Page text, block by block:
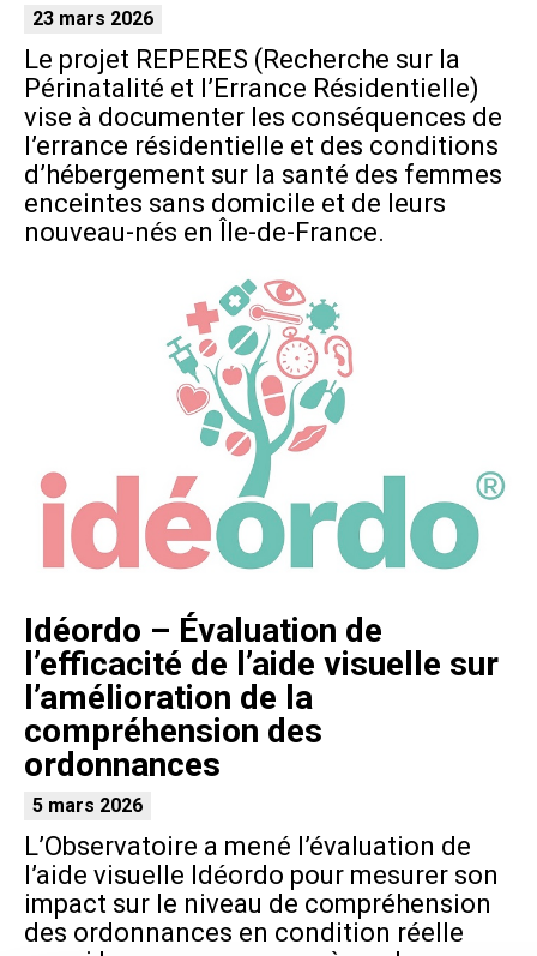
23 mars 2026
Le projet REPERES (Recherche sur la
Périnatalité et l’Errance Résidentielle)
vise à documenter les conséquences de
l’errance résidentielle et des conditions
d’hébergement sur la santé des femmes
enceintes sans domicile et de leurs
nouveau-nés en Île-de-France.
Idéordo – Évaluation de
l’efficacité de l’aide visuelle sur
l’amélioration de la
compréhension des
ordonnances
5 mars 2026
L’Observatoire a mené l’évaluation de
l’aide visuelle Idéordo pour mesurer son
impact sur le niveau de compréhension
des ordonnances en condition réelle